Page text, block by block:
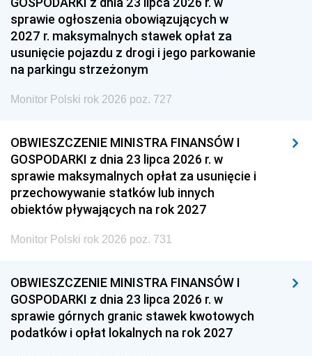
sprawie ogłoszenia obowiązujących w
2027 r. maksymalnych stawek opłat za
usunięcie pojazdu z drogi i jego parkowanie
na parkingu strzeżonym
Monitor Polski rok 2026 poz. 727
OBWIESZCZENIE MINISTRA FINANSÓW I
GOSPODARKI z dnia 23 lipca 2026 r. w
sprawie maksymalnych opłat za usunięcie i
przechowywanie statków lub innych
obiektów pływających na rok 2027
Monitor Polski rok 2026 poz. 731
OBWIESZCZENIE MINISTRA FINANSÓW I
GOSPODARKI z dnia 23 lipca 2026 r. w
sprawie górnych granic stawek kwotowych
podatków i opłat lokalnych na rok 2027